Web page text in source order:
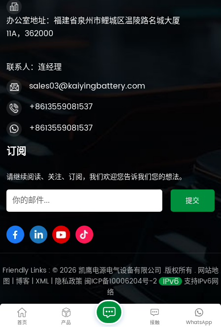
办公室地址：福建省泉州市鲤城区温陵路名城大厦
11A，362000
联系人：连经理
sales03@kaiyingbattery.com
+8613559081537
+8613559081537
订阅
请继续阅读、关注、订阅，我们欢迎您告诉我们您的想法。
Friendly Links : © 2026 凯鹰电源电气设备有限公司 .版权所有 . 网站地
图 | 博客 | XML| 隐私政策 闽ICP备10006204号-2
支持IPv6网
络
首页 产品 WhatsApp
接触